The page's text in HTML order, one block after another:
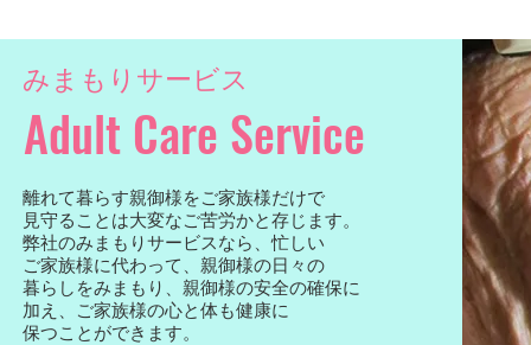
みまもりサービス
Adult Care Service
離れて暮らす親御様をご家族様だけで
見守ることは大変なご苦労かと存じます。
弊社のみまもりサービスなら、忙しい
ご家族様に代わって、親御様の日々の
暮らしをみまもり、親御様の安全の確保に
加え、ご家族様の心と体も健康に
保つことができます。